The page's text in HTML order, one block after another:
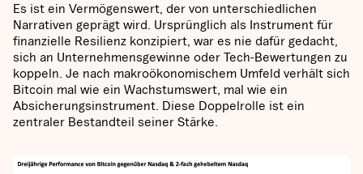
Es ist ein Vermögenswert, der von unterschiedlichen
Narrativen geprägt wird. Ursprünglich als Instrument für
finanzielle Resilienz konzipiert, war es nie dafür gedacht,
sich an Unternehmensgewinne oder Tech-Bewertungen zu
koppeln. Je nach makroökonomischem Umfeld verhält sich
Bitcoin mal wie ein Wachstumswert, mal wie ein
Absicherungsinstrument. Diese Doppelrolle ist ein
zentraler Bestandteil seiner Stärke.